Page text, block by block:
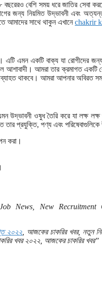
২৮ বছরেরও বেশি সময় ধরে জাতির
জন্য নিয়মিত উদ্ভাবনী এবং
আমাদের সাথে থাকুন এখানে chakrir
এমন একটি বাক্য যা রোগীদের
আমরা তার ক্রমাগত একটি
অব্যাহত থাকবে। আমরা আপনার অবিরত
উদ্ভাবনী ওষুধ তৈরি করে যা লক্ষ
তার প্রযুক্তি, পণ্য এবং
করা।
News, New
২০২২ , আজকের চাকরির খবর, নতুন
খবর ২০২২, আজকের চাকরির খবর”